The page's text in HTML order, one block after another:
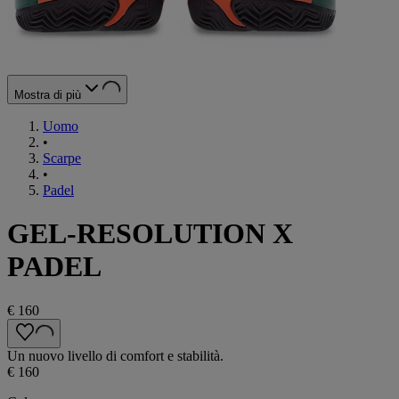
Mostra di più
Uomo
•
Scarpe
•
Padel
GEL-RESOLUTION X
PADEL
€ 160
Un nuovo livello di comfort e stabilità.
€ 160